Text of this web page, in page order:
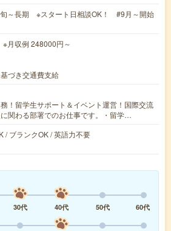
～長期 ※スタート日相談OK！ #9月～開始
月収例 248000円～
づき交通費支給
！留学生サポート＆イベント運営！国際交流
関わる部署でのお仕事です。・留学…
/ ブランクOK / 英語力不要
30代 40代 50代
60代